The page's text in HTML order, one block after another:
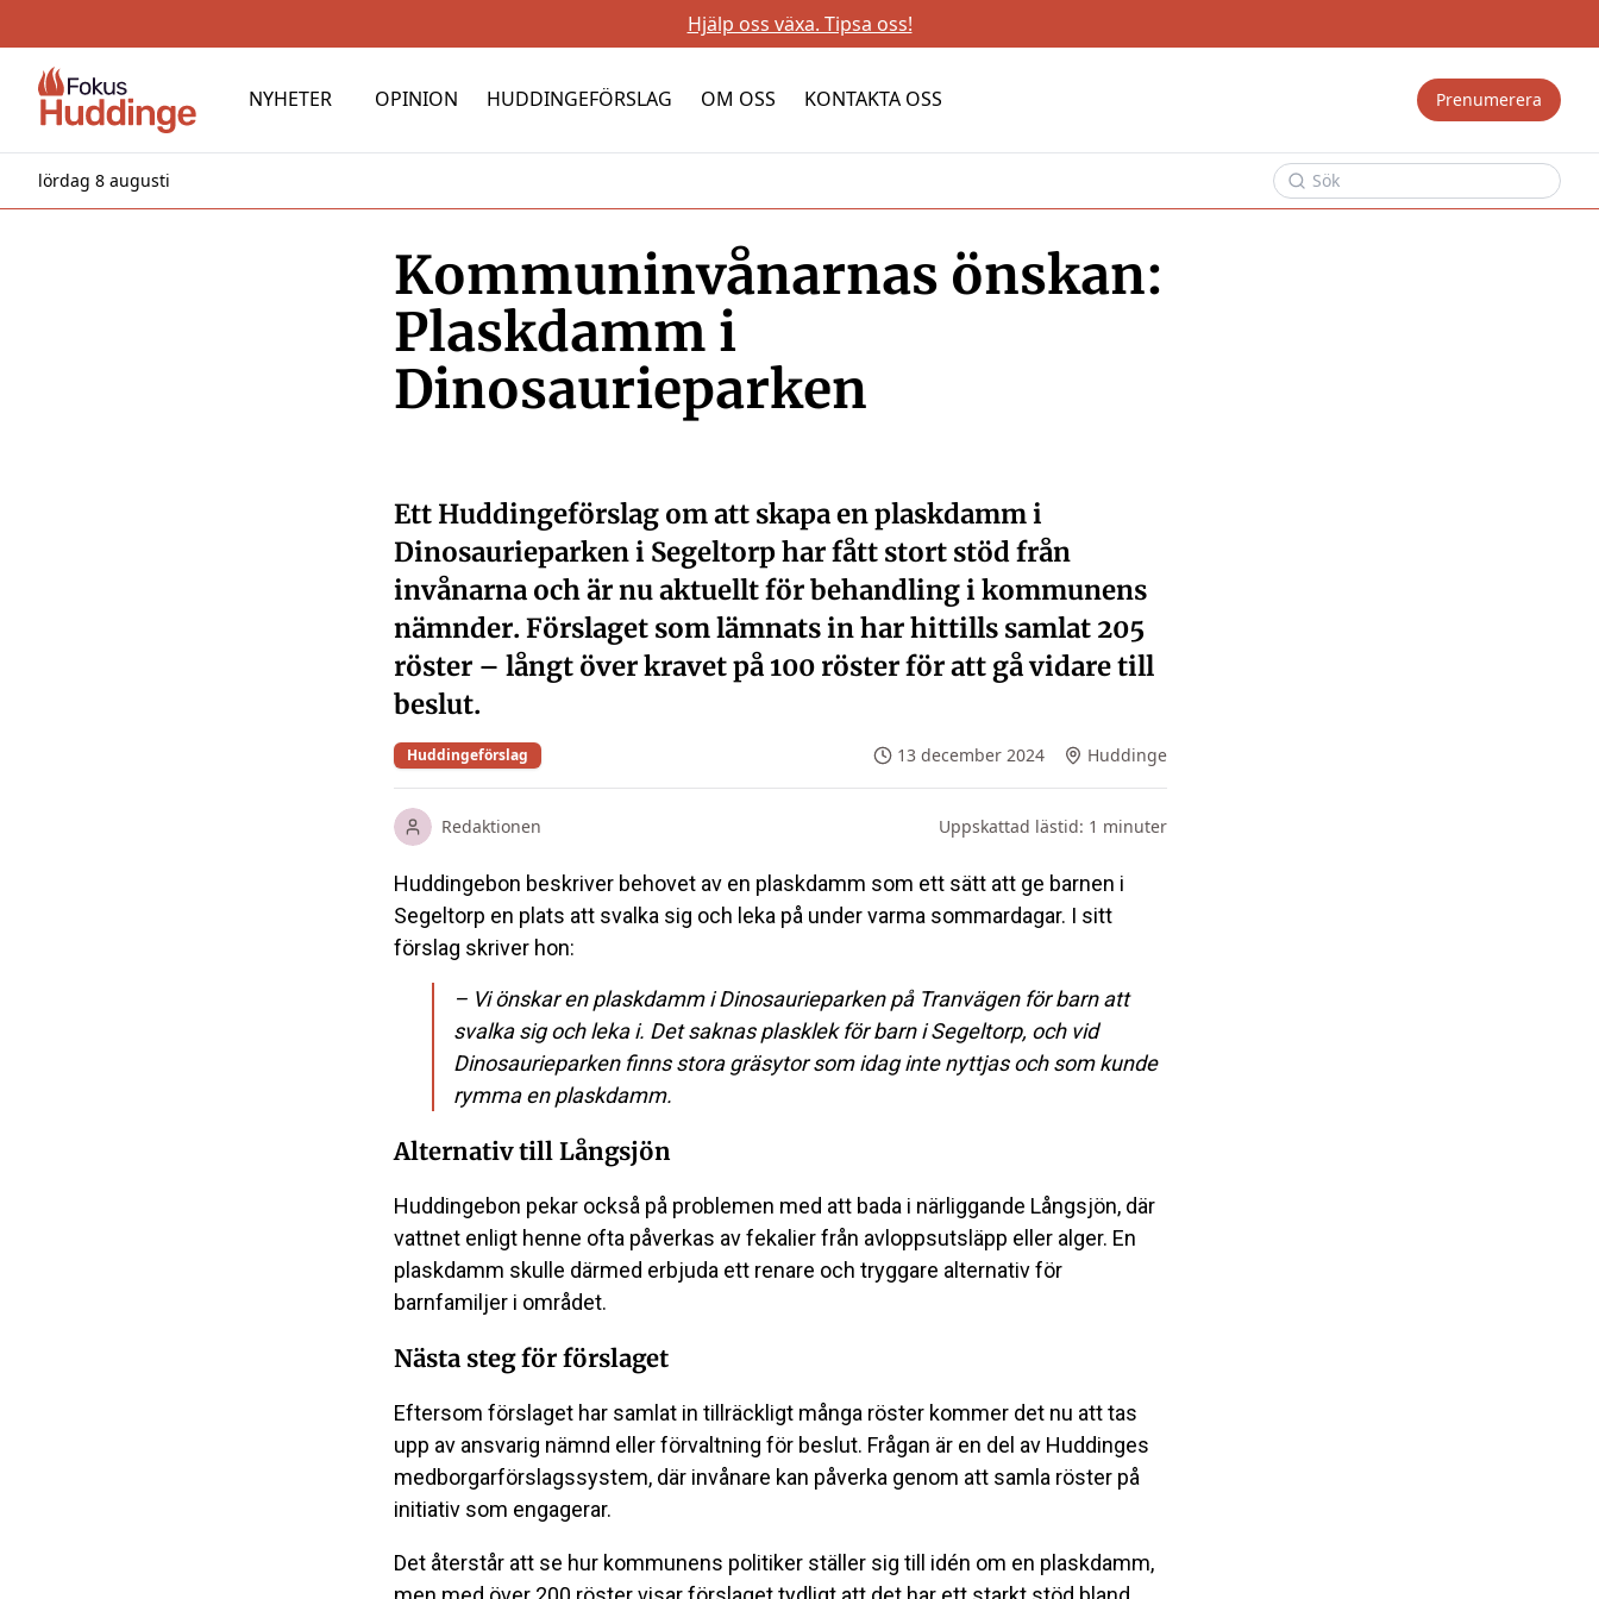
Hjälp oss växa. Tipsa oss!
NYHETER OPINION HUDDINGEFÖRSLAG OM OSS KONTAKTA OSS Prenumerera
lördag 8 augusti
Kommuninvånarnas önskan:
Plaskdamm i
Dinosaurieparken
Ett Huddingeförslag om att skapa en plaskdamm i
Dinosaurieparken i Segeltorp har fått stort stöd från
invånarna och är nu aktuellt för behandling i kommunens
nämnder. Förslaget som lämnats in har hittills samlat 205
röster – långt över kravet på 100 röster för att gå vidare till
beslut.
Huddingeförslag 13 december 2024 Huddinge
Redaktionen Uppskattad lästid: 1 minuter
Huddingebon beskriver behovet av en plaskdamm som ett sätt att ge barnen i
Segeltorp en plats att svalka sig och leka på under varma sommardagar. I sitt
förslag skriver hon:
– Vi önskar en plaskdamm i Dinosaurieparken på Tranvägen för barn att
svalka sig och leka i. Det saknas plasklek för barn i Segeltorp, och vid
Dinosaurieparken finns stora gräsytor som idag inte nyttjas och som kunde
rymma en plaskdamm.
Alternativ till Långsjön
Huddingebon pekar också på problemen med att bada i närliggande Långsjön, där
vattnet enligt henne ofta påverkas av fekalier från avloppsutsläpp eller alger. En
plaskdamm skulle därmed erbjuda ett renare och tryggare alternativ för
barnfamiljer i området.
Nästa steg för förslaget
Eftersom förslaget har samlat in tillräckligt många röster kommer det nu att tas
upp av ansvarig nämnd eller förvaltning för beslut. Frågan är en del av Huddinges
medborgarförslagssystem, där invånare kan påverka genom att samla röster på
initiativ som engagerar.
Det återstår att se hur kommunens politiker ställer sig till idén om en plaskdamm,